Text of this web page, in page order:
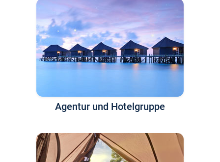
Agentur und Hotelgruppe